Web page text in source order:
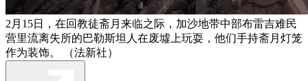
2月15日，在回教徒斋月来临之际，加沙地带中部布雷吉难民
营里流离失所的巴勒斯坦人在废墟上玩耍，他们手持斋月灯笼
作为装饰。 （法新社）